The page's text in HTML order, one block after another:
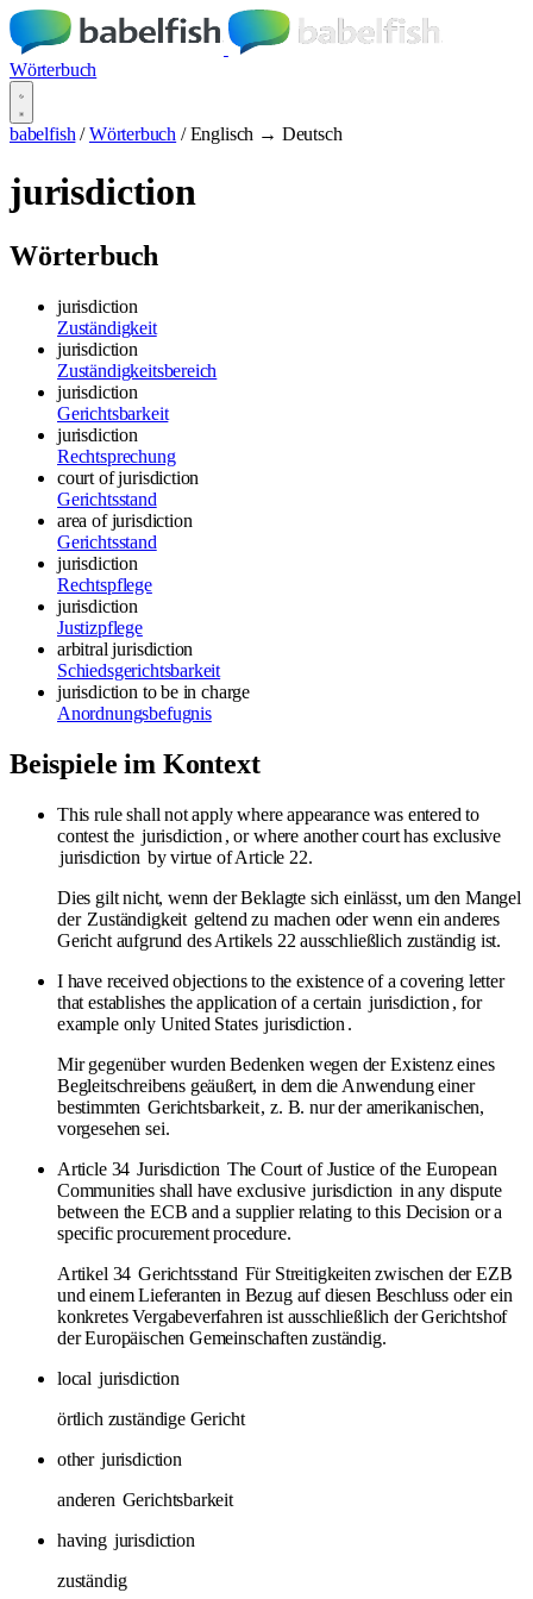
Wörterbuch
babelfish / Wörterbuch / Englisch → Deutsch
jurisdiction
Wörterbuch
jurisdiction
Zuständigkeit
jurisdiction
Zuständigkeitsbereich
jurisdiction
Gerichtsbarkeit
jurisdiction
Rechtsprechung
court of jurisdiction
Gerichtsstand
area of jurisdiction
Gerichtsstand
jurisdiction
Rechtspflege
jurisdiction
Justizpflege
arbitral jurisdiction
Schiedsgerichtsbarkeit
jurisdiction to be in charge
Anordnungsbefugnis
Beispiele im Kontext
This rule shall not apply where appearance was entered to
contest the jurisdiction , or where another court has exclusive
jurisdiction by virtue of Article 22.
Dies gilt nicht, wenn der Beklagte sich einlässt, um den Mangel
der Zuständigkeit geltend zu machen oder wenn ein anderes
Gericht aufgrund des Artikels 22 ausschließlich zuständig ist.
I have received objections to the existence of a covering letter
that establishes the application of a certain jurisdiction , for
example only United States jurisdiction .
Mir gegenüber wurden Bedenken wegen der Existenz eines
Begleitschreibens geäußert, in dem die Anwendung einer
bestimmten Gerichtsbarkeit, z. B. nur der amerikanischen,
vorgesehen sei.
Article 34 Jurisdiction The Court of Justice of the European
Communities shall have exclusive jurisdiction in any dispute
between the ECB and a supplier relating to this Decision or a
specific procurement procedure.
Artikel 34 Gerichtsstand Für Streitigkeiten zwischen der EZB
und einem Lieferanten in Bezug auf diesen Beschluss oder ein
konkretes Vergabeverfahren ist ausschließlich der Gerichtshof
der Europäischen Gemeinschaften zuständig.
local jurisdiction
örtlich zuständige Gericht
other jurisdiction
anderen Gerichtsbarkeit
having jurisdiction
zuständig